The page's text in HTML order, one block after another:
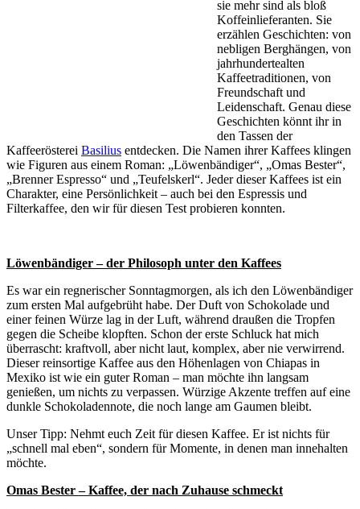
sie mehr sind als bloß
Koffeinlieferanten. Sie
erzählen Geschichten: von
nebligen Berghängen, von
jahrhundertealten
Kaffeetraditionen, von
Freundschaft und
Leidenschaft. Genau diese
Geschichten könnt ihr in
den Tassen der
Kaffeerösterei Basilius entdecken. Die Namen ihrer Kaffees klingen
wie Figuren aus einem Roman: „Löwenbändiger“, „Omas Bester“,
„Brenner Espresso“ und „Teufelskerl“. Jeder dieser Kaffees ist ein
Charakter, eine Persönlichkeit – auch bei den Espressis und
Filterkaffee, den wir für diesen Test probieren konnten.
Löwenbändiger – der Philosoph unter den Kaffees
Es war ein regnerischer Sonntagmorgen, als ich den Löwenbändiger
zum ersten Mal aufgebrüht habe. Der Duft von Schokolade und
einer feinen Würze lag in der Luft, während draußen die Tropfen
gegen die Scheibe klopften. Schon der erste Schluck hat mich
überrascht: kraftvoll, aber nicht laut, komplex, aber nie verwirrend.
Dieser reinsortige Kaffee aus den Höhenlagen von Chiapas in
Mexiko ist wie ein guter Roman – man möchte ihn langsam
genießen, um nichts zu verpassen. Würzige Akzente treffen auf eine
dunkle Schokoladennote, die noch lange am Gaumen bleibt.
Unser Tipp: Nehmt euch Zeit für diesen Kaffee. Er ist nichts für
„schnell mal eben“, sondern für Momente, in denen man innehalten
möchte.
Omas Bester – Kaffee, der nach Zuhause schmeckt